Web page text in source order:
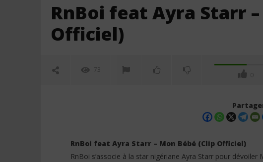
RnBoi feat Ayra Starr
Officiel)
73
0
RnBoi feat Ayra Starr – Mon Bébé (Clip Officiel)
RnBoi s’associe à la star nigériane Ayra Starr pour